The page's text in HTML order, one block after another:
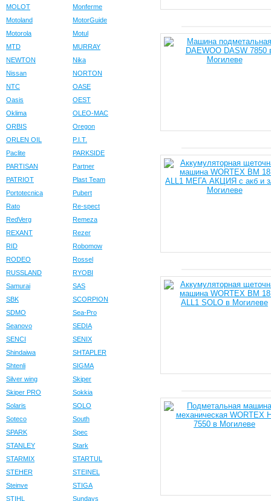
MOLOT
Monferme
Motoland
MotorGuide
Motorola
Motul
MTD
MURRAY
NEWTON
Nika
Nissan
NORTON
NTC
OASE
Oasis
OEST
Oklima
OLEO-MAC
ORBIS
Oregon
ORLEN OIL
P.I.T.
Paclite
PARKSIDE
PARTISAN
Partner
PATRIOT
Plast Team
Portotecnica
Pubert
Rato
Re-spect
RedVerg
Remeza
REXANT
Rezer
RID
Robomow
RODEO
Rossel
RUSSLAND
RYOBI
Samurai
SAS
SBK
SCORPION
SDMO
Sea-Pro
Seanovo
SEDIA
SENCI
SENIX
Shindaiwa
SHTAPLER
Shtenli
SIGMA
Silver wing
Skiper
Skiper PRO
Sokkia
Solaris
SOLO
Soteco
South
SPARK
Spec
STANLEY
Stark
STARMIX
STARTUL
STEHER
STEINEL
Steinve
STIGA
STIHL
Sundays